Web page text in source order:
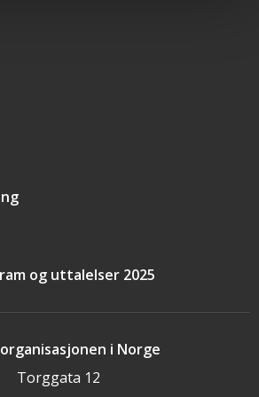
i Norge
Torggata 12
og uttalelser 2025